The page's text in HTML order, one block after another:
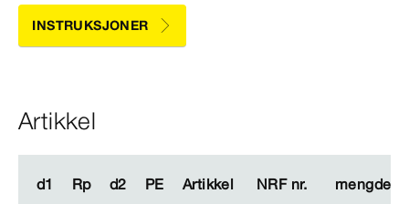
INSTRUKSJONER
Artikkel
d1 Rp d2 PE Artikkel NRF nr. mengde
d1 Rp d2 PE Artikkel NRF nr. mengde